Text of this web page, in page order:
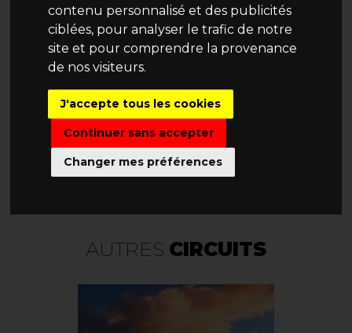
contenu personnalisé et des publicités
ciblées, pour analyser le trafic de notre
site et pour comprendre la provenance
de nos visiteurs.
J'accepte tous les cookies
Continuer sans accepter
Changer mes préférences
CHOISISSEZ VOTRE
PROGRAMME
AUTRES CIRCUITS